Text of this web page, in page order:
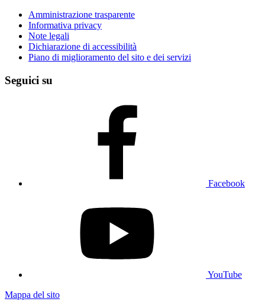
Amministrazione trasparente
Informativa privacy
Note legali
Dichiarazione di accessibilità
Piano di miglioramento del sito e dei servizi
Seguici su
Facebook
YouTube
Mappa del sito